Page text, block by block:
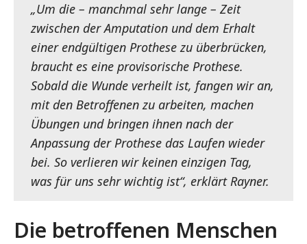
„Um die – manchmal sehr lange – Zeit
zwischen der Amputation und dem Erhalt
einer endgültigen Prothese zu überbrücken,
braucht es eine provisorische Prothese.
Sobald die Wunde verheilt ist, fangen wir an,
mit den Betroffenen zu arbeiten, machen
Übungen und bringen ihnen nach der
Anpassung der Prothese das Laufen wieder
bei. So verlieren wir keinen einzigen Tag,
was für uns sehr wichtig ist“, erklärt Rayner.
Die betroffenen Menschen